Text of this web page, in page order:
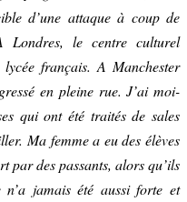
d’une attaque à coup de
le centre culturel
français. A Manchester
en pleine rue. J’ai moi-
qui ont été traités de sales
Ma femme a eu des élèves
par des passants, alors qu’ils
jamais été aussi forte et